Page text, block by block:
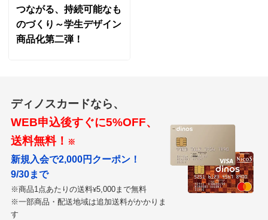
つながる、持続可能なも
のづくり～学生デザイン
商品化第二弾！
ディノスカードなら、
WEB申込後すぐに5%OFF、
送料無料！ ※
新規入会で2,000円クーポン！
9/30まで
※商品1点あたりの送料¥5,000まで無料
※一部商品・配送地域は追加送料がかかりま
す